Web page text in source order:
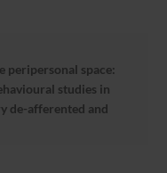
peripersonal space:
studies in
de-afferented and